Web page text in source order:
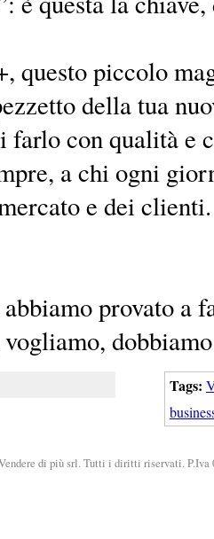
questo piccolo
della tua
farlo con qualità e
a chi ogni
e dei
provato a
Tags:
di più srl. Tutti i diritti riservati. P.Iva